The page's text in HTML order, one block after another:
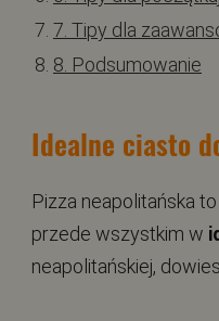
7. Tipy dla
8. Podsumowanie
Idealne ciasto
Pizza neapolitańska
przede wszystkim w
neapolitańskiej,